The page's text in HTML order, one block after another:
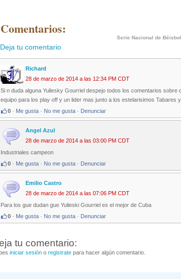
Serie Nacional de
Deja tu comentario
Richard
28 de marzo de 2014 a las 12:34 PM CDT
Si n duda alguna Yuliesky Gourriel despejo todos los comentarios
equipo para los play off y un lider mas junto a los estelarisimos Tabares
0 · Me gusta · No me gusta · Denunciar
Angel Azul
28 de marzo de 2014 a las 03:00 PM CDT
Industriales campeon
0 · Me gusta · No me gusta · Denunciar
Emilio Castro
28 de marzo de 2014 a las 07:06 PM CDT
Para los gue dudan gue Yulieski Gourriel es el mejor de Cuba
0 · Me gusta · No me gusta · Denunciar
tu comentario:
iniciar sesión o registrate para hacer algún comentario.